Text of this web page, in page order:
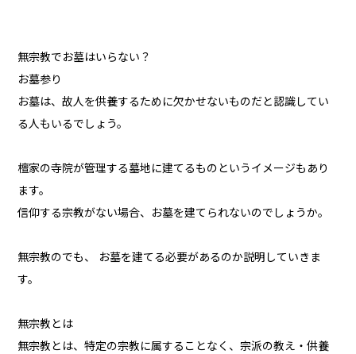
無宗教でお墓はいらない？
お墓参り
お墓は、故人を供養するために欠かせないものだと認識してい
る人もいるでしょう。
檀家の寺院が管理する墓地に建てるものというイメージもあり
ます。
信仰する宗教がない場合、お墓を建てられないのでしょうか。
無宗教のでも、 お墓を建てる必要があるのか説明していきま
す。
無宗教とは
無宗教とは、特定の宗教に属することなく、宗派の教え・供養